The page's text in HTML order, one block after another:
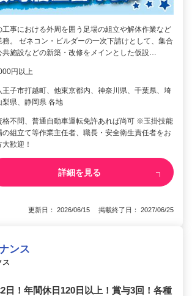
工事における外周を囲う足場の組立や解体作業など
務。 ゼネコン・ビルダーの一次下請けとして、集合
共施設などの新築・改修をメインとした仮設…
円以上
王子市打越町、他東京都内、神奈川県、千葉県、埼
梨県、静岡県 各地
格不問、普通自動車運転免許あれば尚可 ※玉掛技能
の組立て等作業主任者、職長・安全衛生責任者をお
歓迎！
詳細を見る
更新日： 2026/06/15 掲載終了日： 2027/06/25
ンス
ス
日！年間休日120日以上！賞与3回！各種